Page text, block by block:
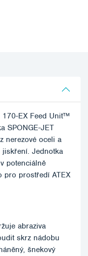
170-EX Feed Unit™
SPONGE-JET
nerezové oceli a
Jednotka
potenciálně
pro prostředí ATEX
abraziva
skrz nádobu
šnekový